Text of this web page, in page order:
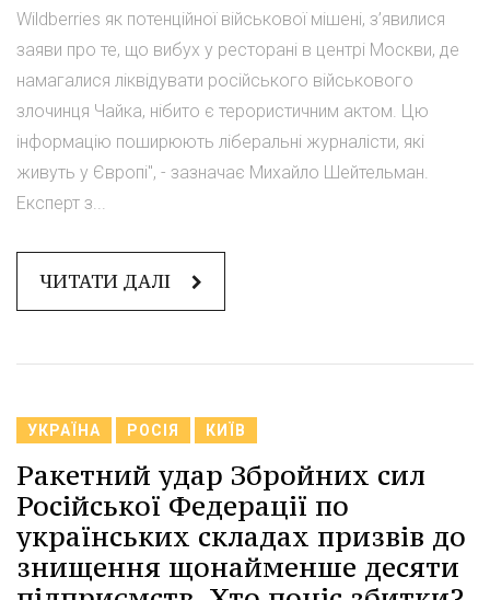
Wildberries як потенційної військової мішені, з’явилися
заяви про те, що вибух у ресторані в центрі Москви, де
намагалися ліквідувати російського військового
злочинця Чайка, нібито є терористичним актом. Цю
інформацію поширюють ліберальні журналісти, які
живуть у Європі", - зазначає Михайло Шейтельман.
Експерт з...
ЧИТАТИ ДАЛІ
УКРАЇНА РОСІЯ КИЇВ
Ракетний удар Збройних сил
Російської Федерації по
українських складах призвів до
знищення щонайменше десяти